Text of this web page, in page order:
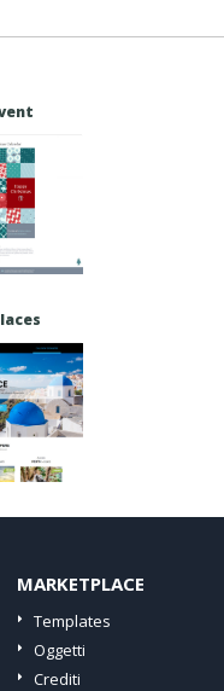
MARKETPLACE
Templates
Oggetti
Crediti